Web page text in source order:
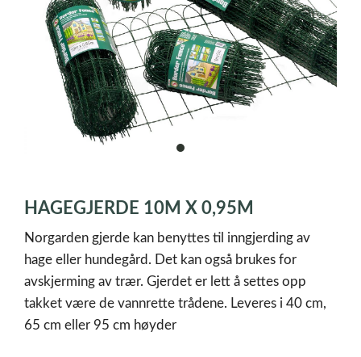
item
of
HAGEGJERDE 10M X 0,95M
Norgarden gjerde kan benyttes til inngjerding av
hage eller hundegård. Det kan også brukes for
avskjerming av trær. Gjerdet er lett å settes opp
takket være de vannrette trådene. Leveres i 40 cm,
65 cm eller 95 cm høyder